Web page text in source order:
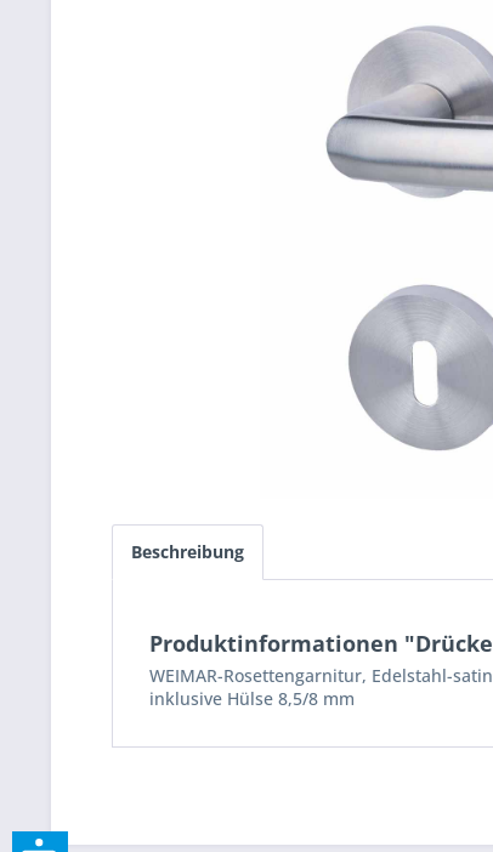
Beschreibung
Produktinformationen
WEIMAR-Rosettengarnitur, Edelstahl-
inklusive Hülse 8,5/8 mm